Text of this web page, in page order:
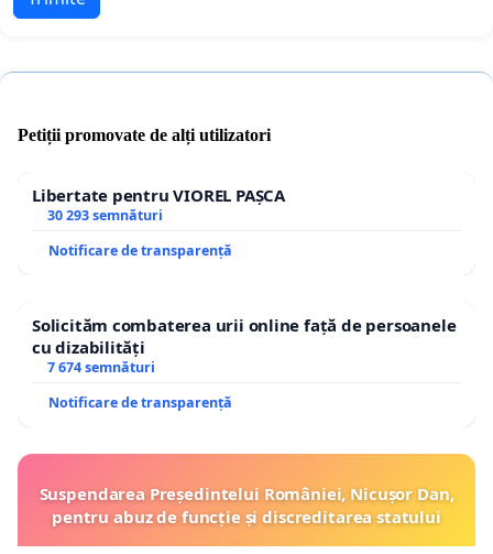
Petiții promovate de alți utilizatori
Libertate pentru VIOREL PAȘCA
30 293 semnături
Notificare de transparență
Solicităm combaterea urii online față de persoanele
cu dizabilități
7 674 semnături
Notificare de transparență
Suspendarea Președintelui României, Nicușor Dan,
pentru abuz de funcție și discreditarea statului